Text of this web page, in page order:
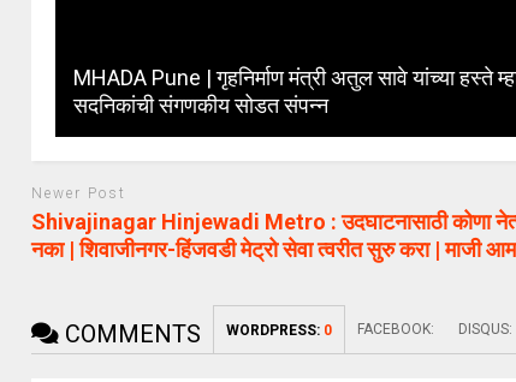
MHADA Pune | गृहनिर्माण मंत्री अतुल सावे यांच्या हस्ते
सदनिकांची संगणकीय सोडत संपन्न
Newer Post
Shivajinagar Hinjewadi Metro : उदघाटनासाठी कोणा
नका | शिवाजीनगर-हिंजवडी मेट्रो सेवा त्वरीत सुरु करा | माजी
COMMENTS WORDPRESS: 0 FACEBOOK: DISQUS: